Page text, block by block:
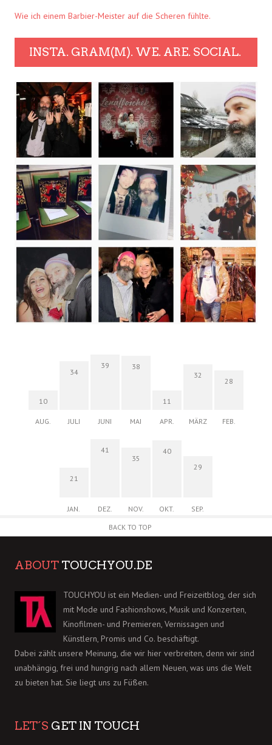
Wie ich einem Barbier-Meister auf die Scheren fühlte.
INSTA. GRAM(M). WE. ARE. SOCIAL.
10
AUG.
34
JULI
39
JUNI
38
MAI
11
APR.
32
MÄRZ
28
FEB.
21
JAN.
41
DEZ.
35
NOV.
40
OKT.
29
SEP.
BACK TO TOP
ABOUT TOUCHYOU.DE
TOUCHYOU ist ein Medien- und Freizeitblog, der sich
mit Mode und Fashionshows, Musik und Konzerten,
Kinofilmen- und Premieren, Vernissagen und
Künstlern, Promis und Co. beschäftigt.
Dabei zählt unsere Meinung, die wir hier verbreiten, denn wir sind
unabhängig, frei und hungrig nach allem Neuen, was uns die Welt
zu bieten hat. Sie liegt uns zu Füßen.
LET´S GET IN TOUCH